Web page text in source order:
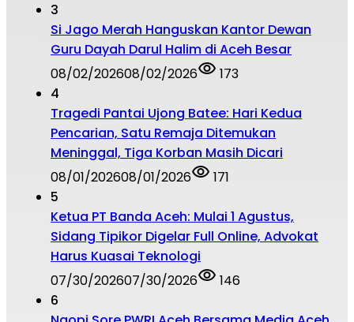
3
Si Jago Merah Hanguskan Kantor Dewan
Guru Dayah Darul Halim di Aceh Besar
08/02/202608/02/2026
173
4
Tragedi Pantai Ujong Batee: Hari Kedua
Pencarian, Satu Remaja Ditemukan
Meninggal, Tiga Korban Masih Dicari
08/01/202608/01/2026
171
5
Ketua PT Banda Aceh: Mulai 1 Agustus,
Sidang Tipikor Digelar Full Online, Advokat
Harus Kuasai Teknologi
07/30/202607/30/2026
146
6